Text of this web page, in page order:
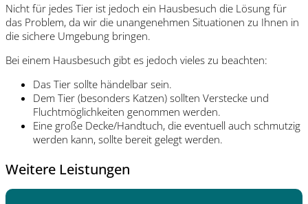
Nicht für jedes Tier ist jedoch ein Hausbesuch die Lösung für
das Problem, da wir die unangenehmen Situationen zu Ihnen in
die sichere Umgebung bringen.
Bei einem Hausbesuch gibt es jedoch vieles zu beachten:
Das Tier sollte händelbar sein.
Dem Tier (besonders Katzen) sollten Verstecke und
Fluchtmöglichkeiten genommen werden.
Eine große Decke/Handtuch, die eventuell auch schmutzig
werden kann, sollte bereit gelegt werden.
Weitere Leistungen